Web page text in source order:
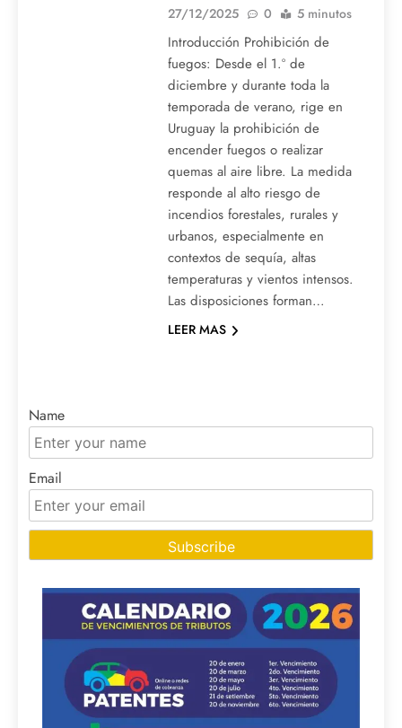
27/12/2025
0 5 minutos
Introducción Prohibición de
fuegos: Desde el 1.º de
diciembre y durante toda la
temporada de verano, rige en
Uruguay la prohibición de
encender fuegos o realizar
quemas al aire libre. La medida
responde al alto riesgo de
incendios forestales, rurales y
urbanos, especialmente en
contextos de sequía, altas
temperaturas y vientos intensos.
Las disposiciones forman…
LEER MAS
Name
Email